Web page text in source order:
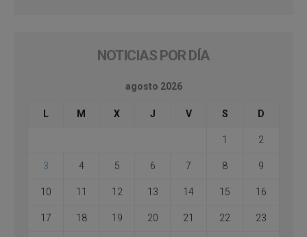
NOTICIAS POR DÍA
agosto 2026
L M X J V S D
1 2
3 4 5 6 7 8 9
10 11 12 13 14 15 16
17 18 19 20 21 22 23